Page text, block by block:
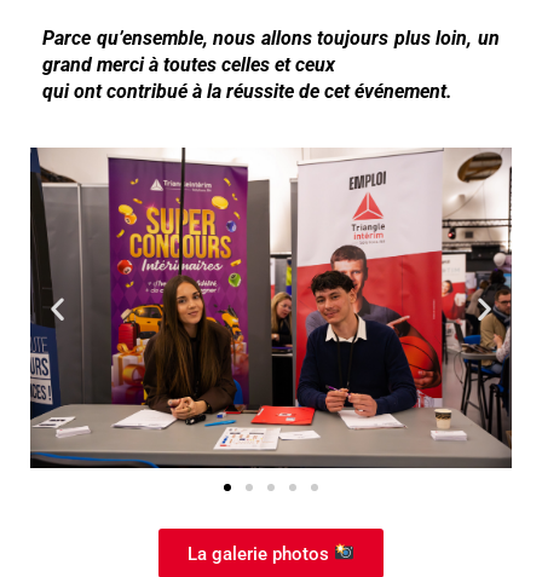
Parce qu’ensemble, nous allons toujours plus loin, un
grand merci à toutes celles et ceux
qui ont contribué à la réussite de cet événement.
La galerie photos